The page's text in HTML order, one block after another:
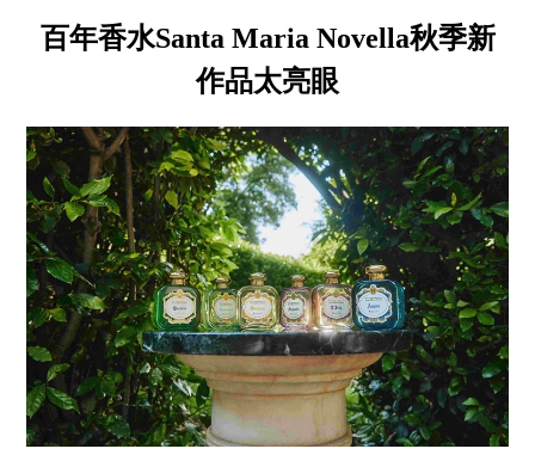
百年香水Santa Maria Novella秋季新
作品太亮眼